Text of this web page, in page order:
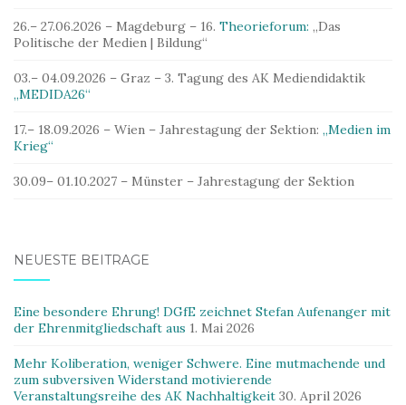
26.– 27.06.2026 – Magdeburg – 16. Theorieforum: „Das
Politische der Medien | Bildung“
03.– 04.09.2026 – Graz – 3. Tagung des AK Mediendidaktik
„MEDIDA26“
17.– 18.09.2026 – Wien – Jahrestagung der Sektion: „Medien im
Krieg“
30.09– 01.10.2027 – Münster – Jahrestagung der Sektion
NEUESTE BEITRÄGE
Eine besondere Ehrung! DGfE zeichnet Stefan Aufenanger mit
der Ehrenmitgliedschaft aus 1. Mai 2026
Mehr Koliberation, weniger Schwere. Eine mutmachende und
zum subversiven Widerstand motivierende
Veranstaltungsreihe des AK Nachhaltigkeit 30. April 2026